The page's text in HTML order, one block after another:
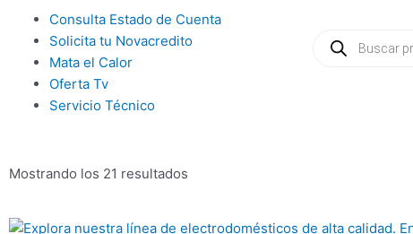
contenido
Main
Menu
Consulta Estado de Cuenta
Solicita tu Novacredito
Mata el Calor
Oferta Tv
Servicio Técnico
productos
Mostrando los 21 resultados